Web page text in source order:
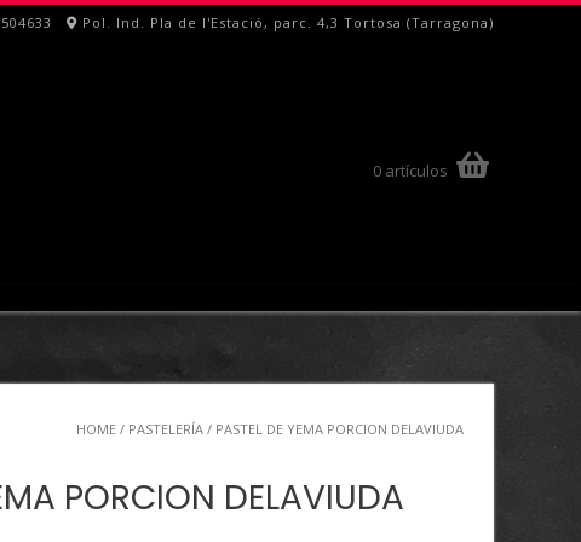
Pol. Ind. Pla de l'Estació, parc. 4,3 Tortosa (Tarragona)
0 artículos
HOME / PASTELERÍA / PASTEL DE YEMA PORCION DELAVIUDA
PORCION DELAVIUDA